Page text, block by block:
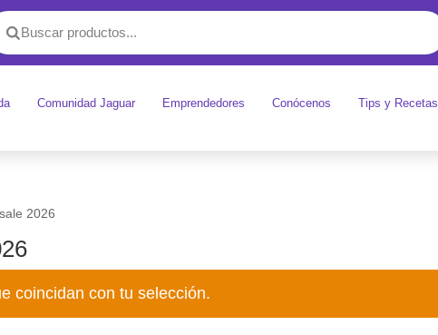
Comunidad Jaguar Emprendedores Conócenos Tips y Recetas
2026
coincidan con tu selección.